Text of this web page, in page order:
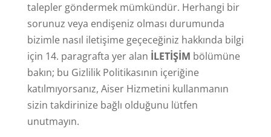
talepler göndermek mümkündür. Herhangi bir
sorunuz veya endişeniz olması durumunda
bizimle nasıl iletişime geçeceğiniz hakkında bilgi
için 14. paragrafta yer alan İLETİŞİM bölümüne
bakın; bu Gizlilik Politikasının içeriğine
katılmıyorsanız, Aiser Hizmetini kullanmanın
sizin takdirinize bağlı olduğunu lütfen
unutmayın.